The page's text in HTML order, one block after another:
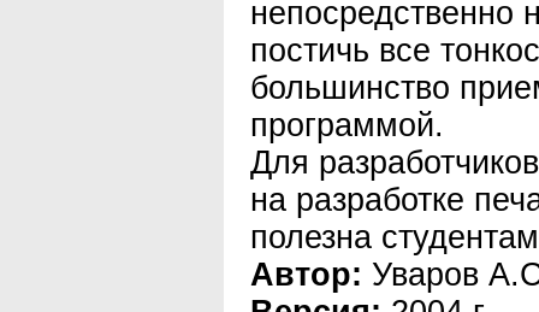
непосредственно
постичь все
большинство
программой.
Для
на разработке
полезна
Автор: Уваров